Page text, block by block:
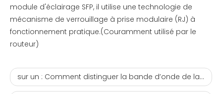
module d'éclairage SFP, il utilise une technologie de
mécanisme de verrouillage à prise modulaire (RJ) à
fonctionnement pratique.(Couramment utilisé par le
routeur)
sur un : Comment distinguer la bande d’onde de la couleur du module lumineux ?